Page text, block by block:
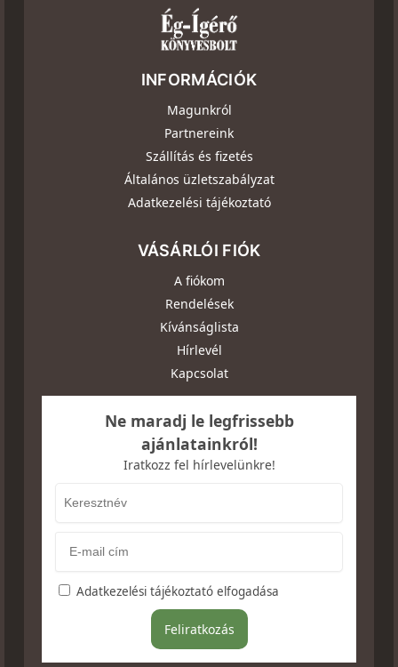
INFORMÁCIÓK
Magunkról
Partnereink
Szállítás és fizetés
Általános üzletszabályzat
Adatkezelési tájékoztató
VÁSÁRLÓI FIÓK
A fiókom
Rendelések
Kívánságlista
Hírlevél
Kapcsolat
Ne maradj le legfrissebb
ajánlatainkról!
Iratkozz fel hírlevelünkre!
Adatkezelési tájékoztató elfogadása